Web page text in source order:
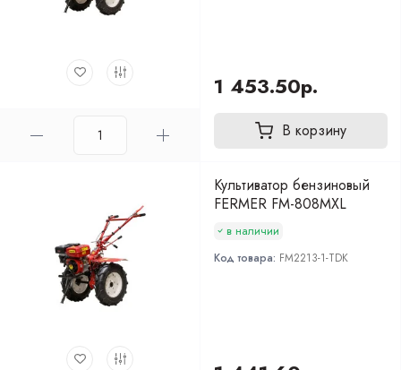
1 453.50р.
В корзину
Культиватор бензиновый
FERMER FM-808MXL
в наличии
Код товара: FM2213-1-TDK